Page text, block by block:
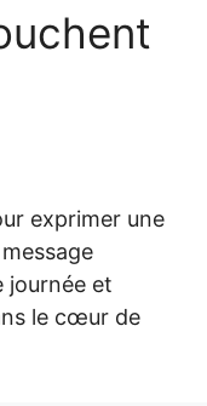
exprimer une
journée et
le cœur de